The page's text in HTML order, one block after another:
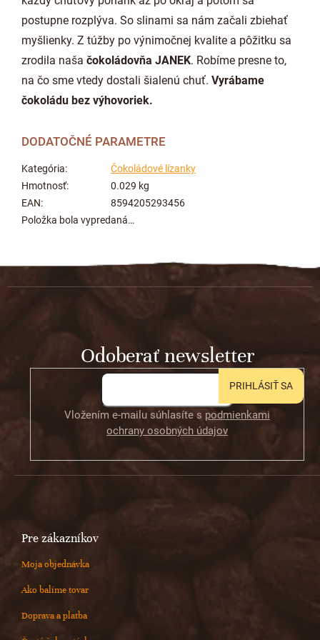
postupne rozplýva. So slinami sa nám začali zbiehať
myšlienky. Z túžby po výnimočnej kvalite a pôžitku sa
zrodila naša čokoládovňa JANEK. Robíme presne to,
na čo sme vtedy dostali šialenú chuť. Vyrábame
čokoládu bez výhovoriek.
DODATOČNÉ PARAMETRE
Kategória:
Čokoládové lízanky
Hmotnosť:
0.029 kg
EAN:
8594205293456
Položka bola vypredaná…
Z
Odoberať newsletter
Vložením e-mailu súhlasíte s podmienkami
ochrany osobných údajov
PRIHLÁSIŤ SA
Pre zákazníkov
Moja objednávka
Ako balíme tovar
Doprava a platba